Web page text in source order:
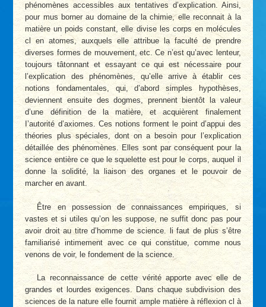
phénomènes accessibles aux tentatives d’explication. Ainsi,
pour mus borner au domaine de la chimie, elle reconnait à la
matière un poids constant, elle divise les corps en molécules
cl en atomes, auxquels elle attribue la faculté de prendre
diverses formes de mouvement, etc. Ce n’est qu’avec lenteur,
toujours tâtonnant et essayant ce qui est nécessaire pour
l’explication des phénomènes, qu’elle arrive à établir ces
notions fondamentales, qui, d’abord simples hypothèses,
deviennent ensuite des dogmes, prennent bientôt la valeur
d’une définition de la matière, et acquièrent finalement
I’autorité d’axiomes. Ces notions forment le point d’appui des
théories plus spéciales, dont on a besoin pour l’explication
détaillée des phénomènes. Elles sont par conséquent pour la
science entière ce que le squelette est pour le corps, auquel il
donne la solidité, la liaison des organes et le pouvoir de
marcher en avant.
Être en possession de connaissances empiriques, si
vastes et si utiles qu’on les suppose, ne suffit donc pas pour
avoir droit au titre d’homme de science. li faut de plus s’être
familiarisé intimement avec ce qui constitue, comme nous
venons de voir, le fondement de la science.
La reconnaissance de cette vérité apporte avec elle de
grandes et lourdes exigences. Dans chaque subdivision des
sciences de la nature elle fournit ample matière à réflexion cl à